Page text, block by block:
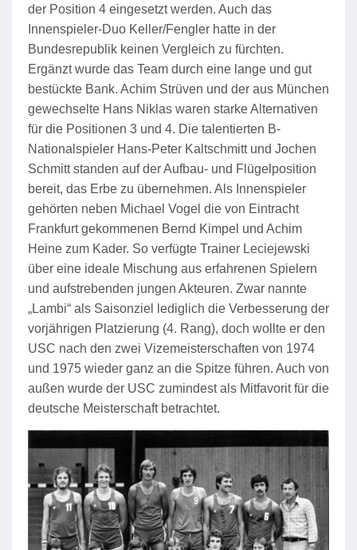
der Position 4 eingesetzt werden. Auch das
Innenspieler-Duo Keller/Fengler hatte in der
Bundesrepublik keinen Vergleich zu fürchten.
Ergänzt wurde das Team durch eine lange und gut
bestückte Bank. Achim Strüven und der aus München
gewechselte Hans Niklas waren starke Alternativen
für die Positionen 3 und 4. Die talentierten B-
Nationalspieler Hans-Peter Kaltschmitt und Jochen
Schmitt standen auf der Aufbau- und Flügelposition
bereit, das Erbe zu übernehmen. Als Innenspieler
gehörten neben Michael Vogel die von Eintracht
Frankfurt gekommenen Bernd Kimpel und Achim
Heine zum Kader. So verfügte Trainer Leciejewski
über eine ideale Mischung aus erfahrenen Spielern
und aufstrebenden jungen Akteuren. Zwar nannte
„Lambi“ als Saisonziel lediglich die Verbesserung der
vorjährigen Platzierung (4. Rang), doch wollte er den
USC nach den zwei Vizemeisterschaften von 1974
und 1975 wieder ganz an die Spitze führen. Auch von
außen wurde der USC zumindest als Mitfavorit für die
deutsche Meisterschaft betrachtet.